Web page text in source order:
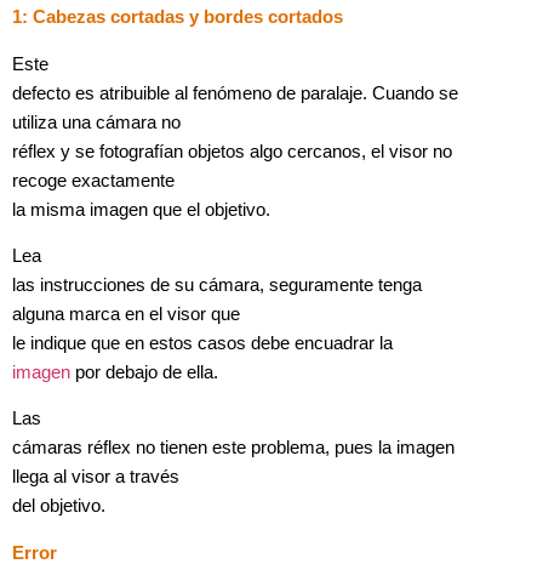
1: Cabezas cortadas y bordes cortados
Este
defecto es atribuible al fenómeno de paralaje. Cuando se
utiliza una cámara no
réflex y se fotografían objetos algo cercanos, el visor no
recoge exactamente
la misma imagen que el objetivo.
Lea
las instrucciones de su cámara, seguramente tenga
alguna marca en el visor que
le indique que en estos casos debe encuadrar la
imagen por debajo de ella.
Las
cámaras réflex no tienen este problema, pues la imagen
llega al visor a través
del objetivo.
Error